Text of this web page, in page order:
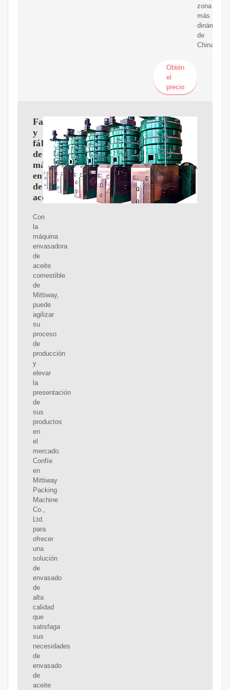
zona
más
dinámica
de
China.
Obtén
el
precio
Fabricantes
y
fábricas
de
máquinas
envasadoras
de
aceite
Con
la
máquina
envasadora
de
aceite
comestible
de
Mittiway,
puede
agilizar
su
proceso
de
producción
y
elevar
la
presentación
de
sus
productos
en
el
mercado.
Confíe
en
Mittiway
Packing
Machine
Co.,
Ltd.
para
ofrecer
una
solución
de
envasado
de
alta
calidad
que
satisfaga
sus
necesidades
de
envasado
de
aceite